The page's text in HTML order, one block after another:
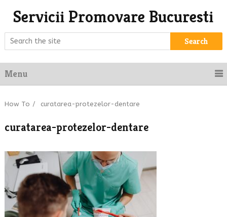
Servicii Promovare Bucuresti
Search
Menu
How To / curatarea-protezelor-dentare
curatarea-protezelor-dentare